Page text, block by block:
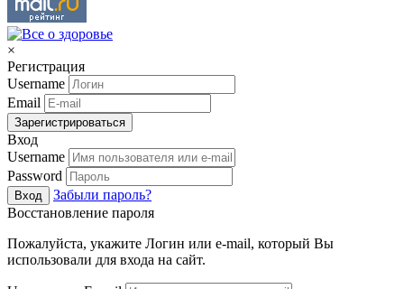
×
Регистрация
Username
Email
Зарегистрироваться
Вход
Username
Password
Вход
Забыли пароль?
Восстановление пароля
Пожалуйста, укажите Логин или e-mail, который Вы
использовали для входа на сайт.